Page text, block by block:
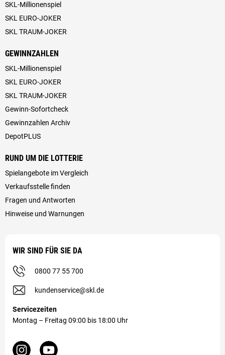
SKL-Millionenspiel
SKL EURO-JOKER
SKL TRAUM-JOKER
GEWINNZAHLEN
SKL-Millionenspiel
SKL EURO-JOKER
SKL TRAUM-JOKER
Gewinn-Sofortcheck
Gewinnzahlen Archiv
DepotPLUS
RUND UM DIE LOTTERIE
Spielangebote im Vergleich
Verkaufsstelle finden
Fragen und Antworten
Hinweise und Warnungen
WIR SIND FÜR SIE DA
0800 77 55 700
kundenservice@skl.de
Servicezeiten
Montag – Freitag 09:00 bis 18:00 Uhr